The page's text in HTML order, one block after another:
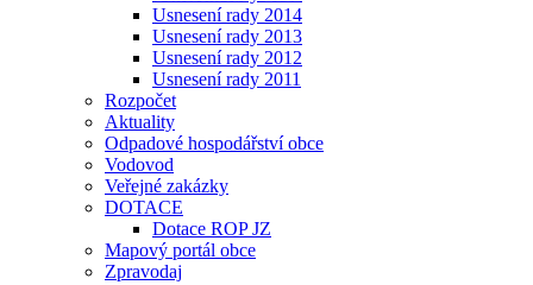
Usnesení rady 2014
Usnesení rady 2013
Usnesení rady 2012
Usnesení rady 2011
Rozpočet
Aktuality
Odpadové hospodářství obce
Vodovod
Veřejné zakázky
DOTACE
Dotace ROP JZ
Mapový portál obce
Zpravodaj